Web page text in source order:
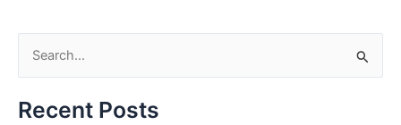
a
Recent Posts